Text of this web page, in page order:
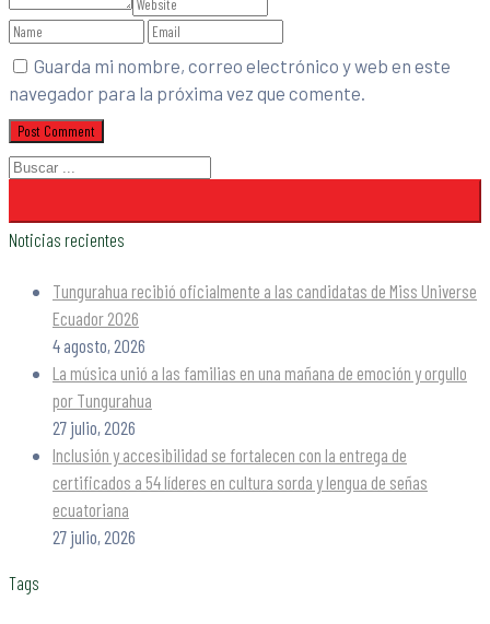
Guarda mi nombre, correo electrónico y web en este
navegador para la próxima vez que comente.
Noticias recientes
Tungurahua recibió oficialmente a las candidatas de Miss Universe
Ecuador 2026
4 agosto, 2026
La música unió a las familias en una mañana de emoción y orgullo
por Tungurahua
27 julio, 2026
Inclusión y accesibilidad se fortalecen con la entrega de
certificados a 54 líderes en cultura sorda y lengua de señas
ecuatoriana
27 julio, 2026
Tags